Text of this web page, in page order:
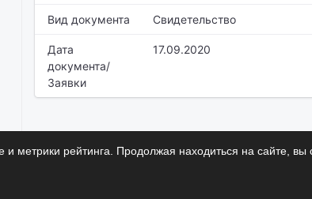
Вид документа Свидетельство
Дата
документа/
Заявки
17.09.2020
метрики рейтинга. Продолжая находиться на сайте, вы